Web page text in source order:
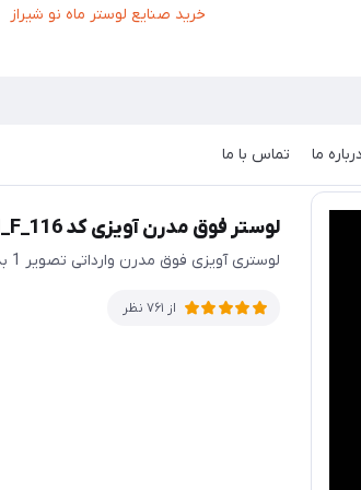
درباره ما تماس با ما
لوستر فوق مدرن آویزی کد MAH_F_116
لوستری آویزی فوق مدرن وارداتی تصویر 1 بدون نور آبی
از 761 نظر